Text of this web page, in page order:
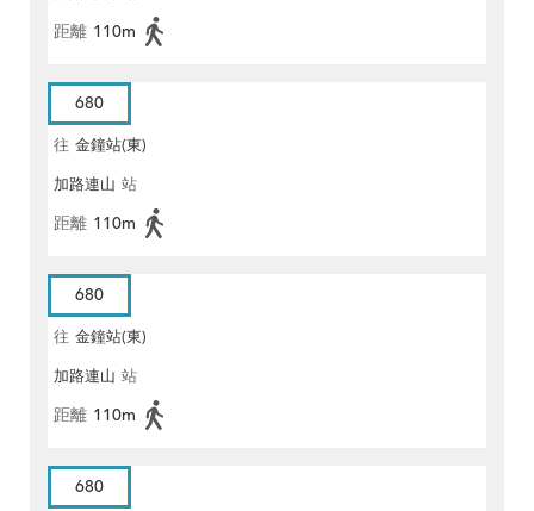
距離 110m
680
往 金鐘站(東)
加路連山 站
距離 110m
680
往 金鐘站(東)
加路連山 站
距離 110m
680